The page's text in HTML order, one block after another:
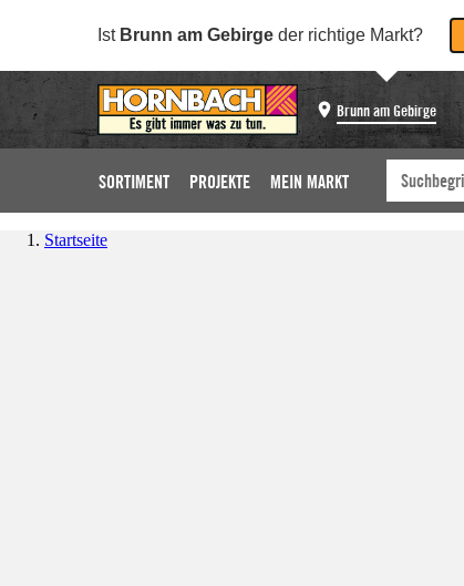
Ist Brunn am Gebirge der richtige Markt?
Brunn am Gebirge
SORTIMENT PROJEKTE MEIN MARKT
Startseite